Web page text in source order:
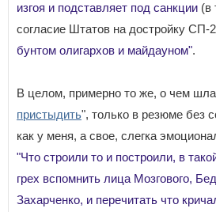
изгоя и подставляет под санкции (в
согласие Штатов на достройку СП-
бунтом олигархов и майдауном".
В целом, примерно то же, о чем
пристыдить", только в резюме без
как у меня, а свое, слегка
"Что строили то и построили, в
грех вспомнить лица Мозгового,
Захарченко, и перечитать что